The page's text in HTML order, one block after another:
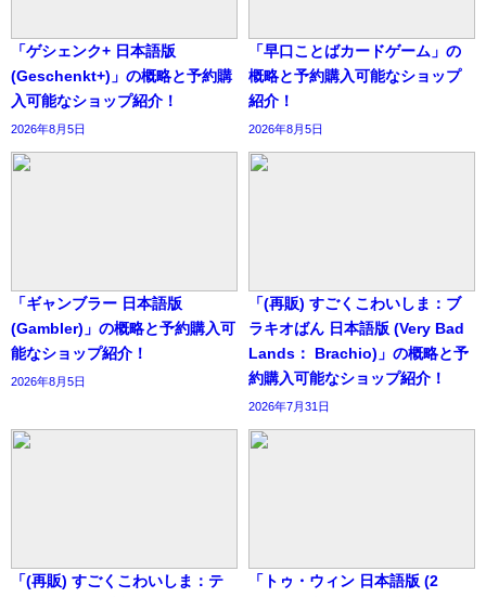
「ゲシェンク+ 日本語版
(Geschenkt+)」の概略と予約購
入可能なショップ紹介！
2026年8月5日
「早口ことばカードゲーム」の
概略と予約購入可能なショップ
紹介！
2026年8月5日
「ギャンブラー 日本語版
(Gambler)」の概略と予約購入可
能なショップ紹介！
2026年8月5日
「(再販) すごくこわいしま：ブ
ラキオばん 日本語版 (Very Bad
Lands： Brachio)」の概略と予
約購入可能なショップ紹介！
2026年7月31日
「(再販) すごくこわいしま：テ
「トゥ・ウィン 日本語版 (2